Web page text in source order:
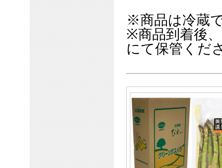
※商品は冷蔵
※商品到着後
にて保管くだ